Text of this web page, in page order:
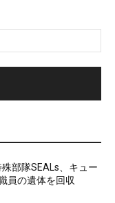
部隊SEALs、キュー
員の遺体を回収